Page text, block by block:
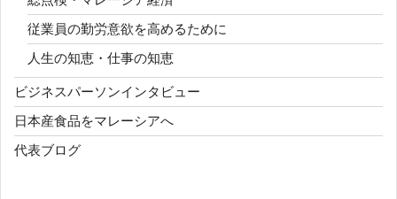
従業員の勤労意欲を高めるために
人生の知恵・仕事の知恵
ビジネスパーソンインタビュー
日本産食品をマレーシアへ
代表ブログ